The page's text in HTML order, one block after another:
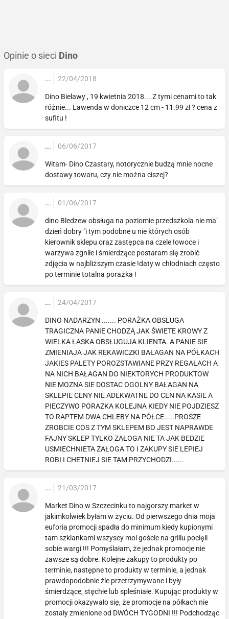
Opinie o sieci Dino
... 22/04/2018
Dino Bielawy , 19 kwietnia 2018....Z tymi cenami to tak
różnie... Lawenda w doniczce 12 cm - 11.99 zł ? cena z
sufitu !
... 06/06/2017
Witam- Dino Czastary, notorycznie budzą mnie nocne
dostawy towaru, czy nie można ciszej?
... 01/06/2017
dino Bledzew obsługa na poziomie przedszkola nie ma"
dzień dobry "i tym podobne u nie których osób
kierownik sklepu oraz zastępca na czele !owoce i
warzywa zgniłe i śmierdzące postaram się zrobić
zdjęcia w najbliższym czasie !daty w chłodniach często
po terminie totalna porażka !
... 24/04/2017
DINO NADARZYN ....... PORAŻKA OBSŁUGA
TRAGICZNA PANIE CHODZĄ JAK ŚWIETE KROWY Z
WIELKA ŁASKA OBSŁUGUJA KLIENTA. A PANIE SIE
ZMIENIAJA JAK REKAWICZKI BAŁAGAN NA PÓŁKACH
JAKIES PALETY POROZSTAWIANE PRZY REGAŁACH A
NA NICH BAŁAGAN DO NIEKTORYCH PRODUKTOW
NIE MOZNA SIE DOSTAC OGOLNY BAŁAGAN NA
SKLEPIE CENY NIE ADEKWATNE DO CEN NA KASIE A
PIECZYWO PORAZKA KOLEJNA KIEDY NIE POJDZIESZ
TO RAPTEM DWA CHLEBY NA PÓŁCE.....PROSZE
ZROBCIE COS Z TYM SKLEPEM BO JEST NAPRAWDE
FAJNY SKLEP TYLKO ZAŁOGA NIE TA JAK BEDZIE
USMIECHNIETA ZAŁOGA TO I ZAKUPY SIE LEPIEJ
ROBI I CHETNIEJ SIE TAM PRZYCHODZI......
... 21/03/2017
Market Dino w Szczecinku to najgorszy market w
jakimkolwiek byłam w życiu. Od pierwszego dnia moja
euforia promocji spadła do minimum kiedy kupionymi
tam szklankami wszyscy moi goście na grillu pocięli
sobie wargi !!! Pomyślałam, że jednak promocje nie
zawsze są dobre. Kolejne zakupy to produkty po
terminie, następne to produkty w terminie, a jednak
prawdopodobnie źle przetrzymywane i były
śmierdzące, stęchłe lub spleśniałe. Kupując produkty w
promocji okazywało się, że promocje na półkach nie
zostały zmienione od DWÓCH TYGODNI !!! Podchodząc